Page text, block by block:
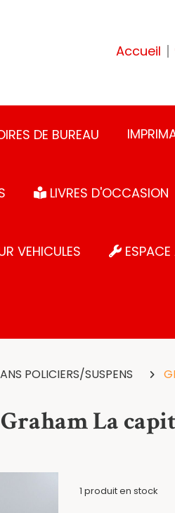
Accueil
DE BUREAU
LIVRES D'OCCASION
VEHICULES ESPACE
POLICIERS/SUSPENS
La
1 produit en stock